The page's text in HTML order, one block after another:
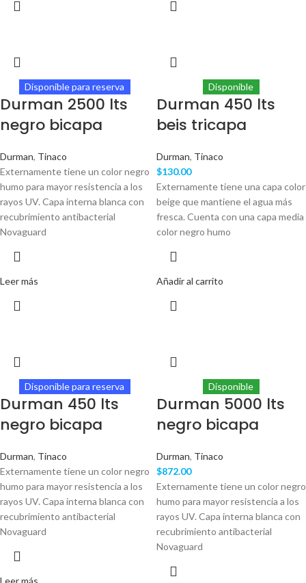
Disponible para reserva
Durman 2500 lts
negro bicapa
Durman, Tinaco
Externamente tiene un color negro
humo para mayor resistencia a los
rayos UV. Capa interna blanca con
recubrimiento antibacterial
Novaguard
Leer más
Disponible
Durman 450 lts
beis tricapa
Durman, Tinaco
$130.00
Externamente tiene una capa color
beige que mantiene el agua más
fresca. Cuenta con una capa media
color negro humo
Añadir al carrito
Disponible para reserva
Durman 450 lts
negro bicapa
Durman, Tinaco
Externamente tiene un color negro
humo para mayor resistencia a los
rayos UV. Capa interna blanca con
recubrimiento antibacterial
Novaguard
Leer más
Disponible
Durman 5000 lts
negro bicapa
Durman, Tinaco
$872.00
Externamente tiene un color negro
humo para mayor resistencia a los
rayos UV. Capa interna blanca con
recubrimiento antibacterial
Novaguard